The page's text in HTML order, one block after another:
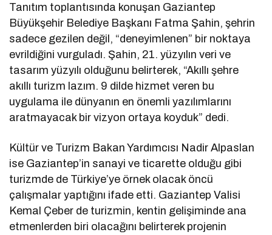
Tanıtım toplantısında konuşan Gaziantep
Büyükşehir Belediye Başkanı Fatma Şahin, şehrin
sadece gezilen değil, “deneyimlenen” bir noktaya
evrildiğini vurguladı. Şahin, 21. yüzyılın veri ve
tasarım yüzyılı olduğunu belirterek, “Akıllı şehre
akıllı turizm lazım. 9 dilde hizmet veren bu
uygulama ile dünyanın en önemli yazılımlarını
aratmayacak bir vizyon ortaya koyduk” dedi.
Kültür ve Turizm Bakan Yardımcısı Nadir Alpaslan
ise Gaziantep’in sanayi ve ticarette olduğu gibi
turizmde de Türkiye’ye örnek olacak öncü
çalışmalar yaptığını ifade etti. Gaziantep Valisi
Kemal Çeber de turizmin, kentin gelişiminde ana
etmenlerden biri olacağını belirterek projenin